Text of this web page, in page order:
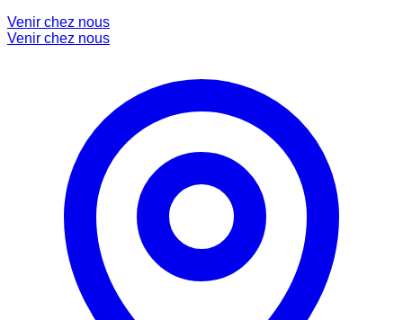
Venir chez nous
Venir chez nous